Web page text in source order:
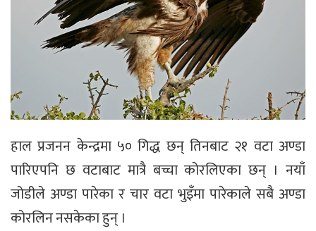
हाल प्रजनन केन्द्रमा ५० गिद्ध छन् तिनबाट २१ वटा अण्डा
पारिएपनि छ वटाबाट मात्रै बच्चा कोरलिएका छन् । नयाँ
जोडीले अण्डा पारेका र चार वटा भुइँमा पारेकाले सबै अण्डा
कोरलिन नसकेका हुन् ।